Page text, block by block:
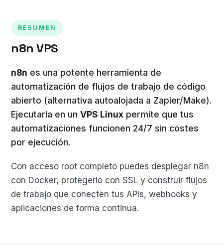
RESUMEN
n8n VPS
n8n es una potente herramienta de
automatización de flujos de trabajo de código
abierto (alternativa autoalojada a Zapier/Make).
Ejecutarla en un VPS Linux permite que tus
automatizaciones funcionen 24/7 sin costes
por ejecución.
Con acceso root completo puedes desplegar n8n
con Docker, protegerlo con SSL y construir flujos
de trabajo que conecten tus APIs, webhooks y
aplicaciones de forma continua.